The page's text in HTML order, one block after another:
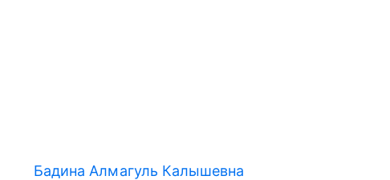
Бадина Алмагуль Калышевна